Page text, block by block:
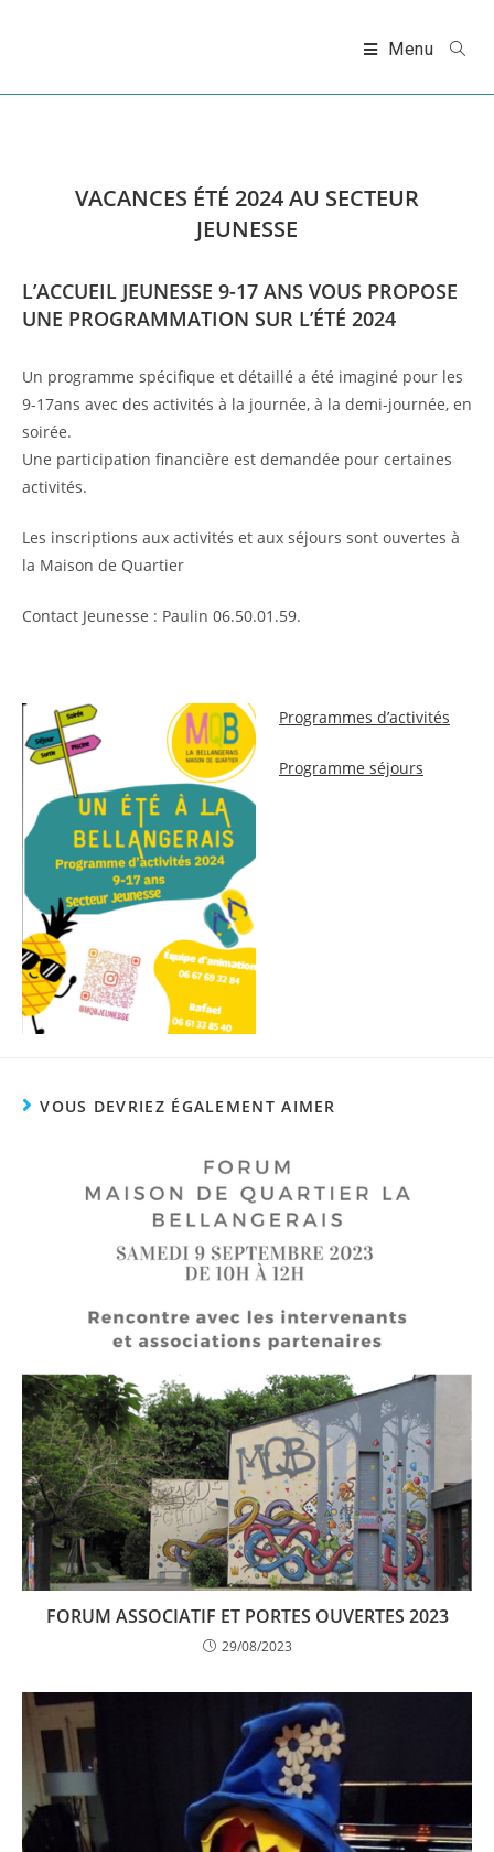
Menu
VACANCES ÉTÉ 2024 AU SECTEUR
JEUNESSE
L’ACCUEIL JEUNESSE 9-17 ANS VOUS PROPOSE
UNE PROGRAMMATION SUR L’ÉTÉ 2024
Un programme spécifique et détaillé a été imaginé pour les
9-17ans avec des activités à la journée, à la demi-journée, en
soirée.
Une participation financière est demandée pour certaines
activités.
Les inscriptions aux activités et aux séjours sont ouvertes à
la Maison de Quartier
Contact Jeunesse : Paulin 06.50.01.59.
Programmes d’activités
Programme séjours
VOUS DEVRIEZ ÉGALEMENT AIMER
FORUM ASSOCIATIF ET PORTES OUVERTES 2023
29/08/2023